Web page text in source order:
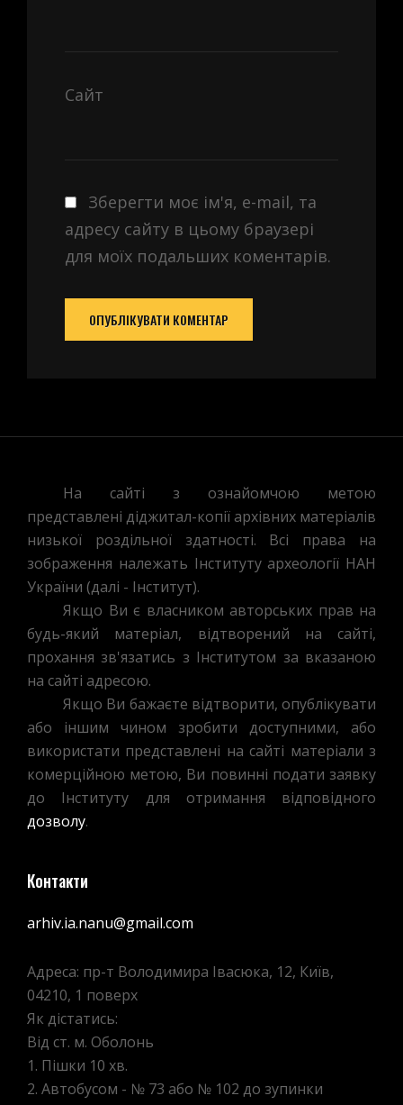
Сайт
Зберегти моє ім'я, e-mail, та
адресу сайту в цьому браузері
для моїх подальших коментарів.
На сайті з ознайомчою метою
представлені діджитал-копії архівних матеріалів
низької роздільної здатності. Всі права на
зображення належать Інституту археології НАН
України (далі - Інститут).
Якщо Ви є власником авторських прав на
будь-який матеріал, відтворений на сайті,
прохання зв'язатись з Інститутом за вказаною
на сайті адресою.
Якщо Ви бажаєте відтворити, опублікувати
або іншим чином зробити доступними, або
використати представлені на сайті матеріали з
комерційною метою, Ви повинні подати заявку
до Інституту для отримання відповідного
дозволу.
Контакти
arhiv.ia.nanu@gmail.com
Адреса: пр-т Володимира Івасюка, 12, Київ,
04210, 1 поверх
Як дістатись:
Від ст. м. Оболонь
1. Пішки 10 хв.
2. Автобусом - № 73 або № 102 до зупинки